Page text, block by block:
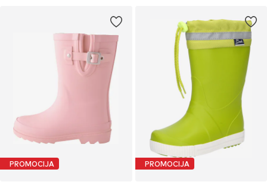
PROMOCIJA PROMOCIJA